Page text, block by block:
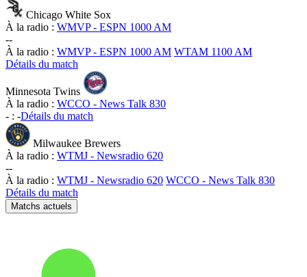
Chicago White Sox
À la radio : WMVP - ESPN 1000 AM
--
À la radio : WMVP - ESPN 1000 AM WTAM 1100 AM
Détails du match
Minnesota Twins
À la radio : WCCO - News Talk 830
- : -Détails du match
Milwaukee Brewers
À la radio : WTMJ - Newsradio 620
--
À la radio : WTMJ - Newsradio 620 WCCO - News Talk 830
Détails du match
Matchs actuels